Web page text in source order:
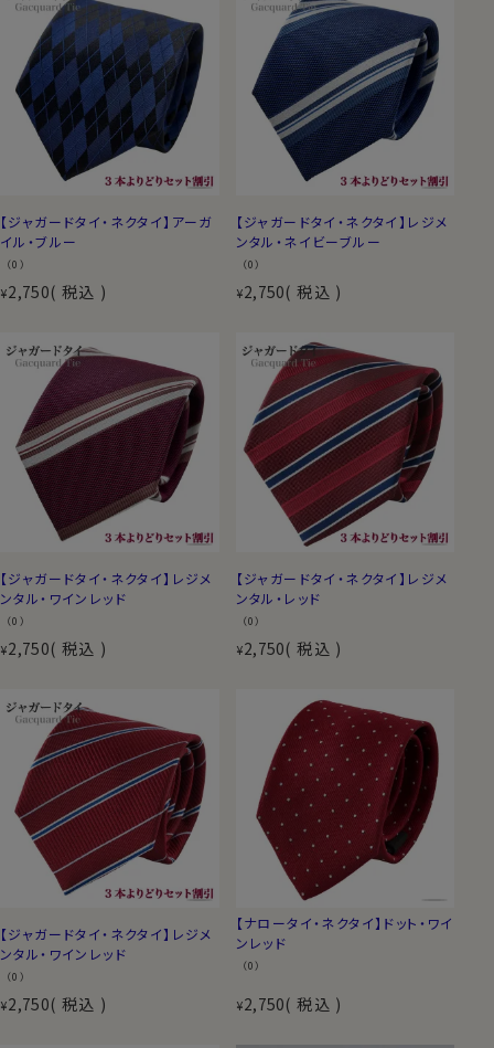
【ジャガードタイ・ネクタイ】アーガ
イル・ブルー
（0）
¥2,750 税込
【ジャガードタイ・ネクタイ】レジメ
ンタル・ネイビーブルー
（0）
¥2,750 税込
【ジャガードタイ・ネクタイ】レジメ
ンタル・ワインレッド
（0）
¥2,750 税込
【ジャガードタイ・ネクタイ】レジメ
ンタル・レッド
（0）
¥2,750 税込
【ジャガードタイ・ネクタイ】レジメ
ンタル・ワインレッド
（0）
¥2,750 税込
【ナロータイ・ネクタイ】ドット・ワイ
ンレッド
（0）
¥2,750 税込